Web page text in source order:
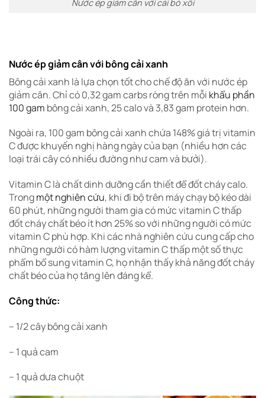
Nước ép giảm cân với cải bó xôi
Nước ép giảm cân với bông cải xanh
Bông cải xanh là lựa chọn tốt cho chế độ ăn với nước ép
giảm cân. Chỉ có 0,32 gam carbs ròng trên mỗi khẩu phần
100 gam bông cải xanh, 25 calo và 3,83 gam protein hơn.
Ngoài ra, 100 gam bông cải xanh chứa 148% giá trị vitamin
C được khuyến nghị hàng ngày của bạn (nhiều hơn các
loại trái cây có nhiều đường như cam và bưởi).
Vitamin C là chất dinh dưỡng cần thiết để đốt cháy calo.
Trongmột nghiên cứu, khi đi bộ trên máy chạy bộ kéo dài
60 phút, những người tham gia có mức vitamin C thấp
đốt cháy chất béo ít hơn 25% so với những người có mức
vitamin C phù hợp. Khi các nhà nghiên cứu cung cấp cho
những người có hàm lượng vitamin C thấp một số thực
phẩm bổ sung vitamin C, họ nhận thấy khả năng đốt cháy
chất béo của họ tăng lên đáng kể.
Công thức:
– 1/2 cây bông cải xanh
– 1 quả cam
– 1 quả dưa chuột